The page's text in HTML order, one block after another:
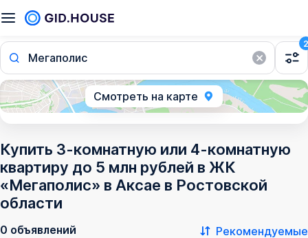
Мегаполис
2
Смотреть на карте
Купить 3-комнатную или 4-комнатную
квартиру до 5 млн рублей в ЖК
«Мегаполис» в Аксае в Ростовской
области
0 объявлений Рекомендуемые